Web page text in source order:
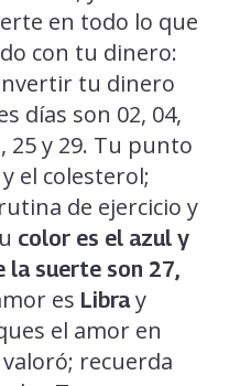
en todo lo que
con tu dinero:
tu dinero
días son 02, 04,
25 y 29. Tu punto
el colesterol;
de ejercicio y
color es el azul y
la suerte son 27,
es Libray
el amor en
recuerda